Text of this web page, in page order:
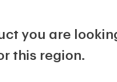
you are
this region.